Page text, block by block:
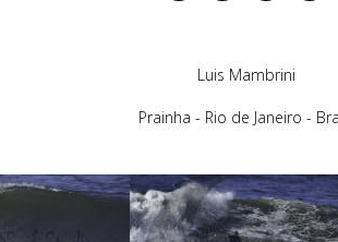
Luis Mambrini
Prainha - Rio de Janeiro -